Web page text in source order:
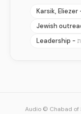
Karsik, Eliezer
Jewish
Leadership -
Audio © Chabad of